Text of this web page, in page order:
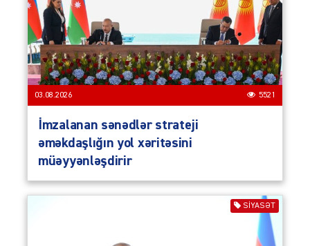
03.08.2026 5521
İmzalanan sənədlər strateji
əməkdaşlığın yol xəritəsini
müəyyənləşdirir
SIYASƏT